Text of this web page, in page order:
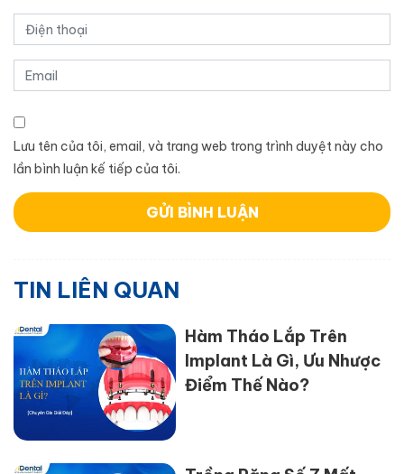
Lưu tên của tôi, email, và trang web trong trình duyệt này cho
lần bình luận kế tiếp của tôi.
TIN LIÊN QUAN
Hàm Tháo Lắp Trên
Implant Là Gì, Ưu Nhược
Điểm Thế Nào?